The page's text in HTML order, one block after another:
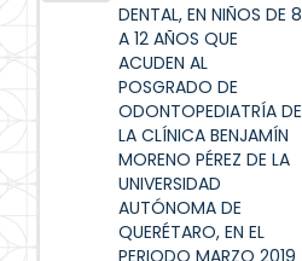
DENTAL, EN NIÑOS DE 8
A 12 AÑOS QUE
ACUDEN AL
POSGRADO DE
ODONTOPEDIATRÍA DE
LA CLÍNICA BENJAMÍN
MORENO PÉREZ DE LA
UNIVERSIDAD
AUTÓNOMA DE
QUERÉTARO, EN EL
PERIODO MARZO 2019